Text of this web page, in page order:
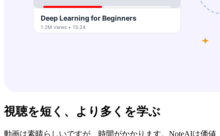
視聴を短く、より多くを学ぶ
動画は素晴らしいですが、時間がかかります。NoteAIは価値